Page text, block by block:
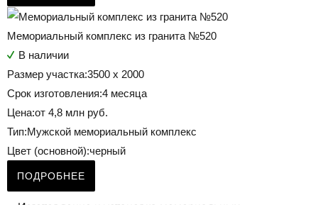
Мемориальный комплекс из гранита №520
В наличии
Размер участка:3500 х 2000
Срок изготовления:4 месяца
Цена:от 4,8 млн руб.
Тип:Мужской мемориальный комплекс
Цвет (основной):черный
ПОДРОБНЕЕ